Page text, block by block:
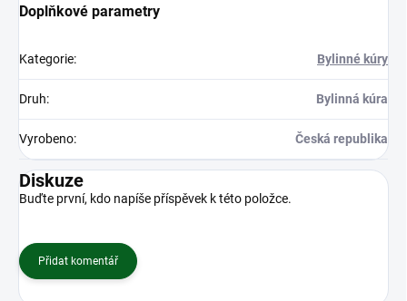
Doplňkové parametry
Kategorie: Bylinné kúry
Druh: Bylinná kúra
Vyrobeno: Česká republika
Diskuze
Buďte první, kdo napíše příspěvek k této položce.
Přidat komentář